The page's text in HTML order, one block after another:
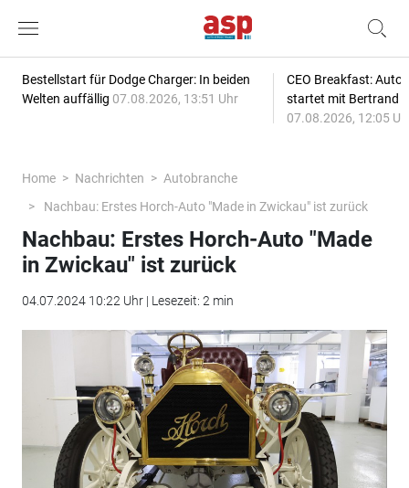
Bestellstart für Dodge Charger: In beiden
Welten auffällig 07.08.2026, 13:51 Uhr
CEO Breakfast:
startet mit Bertrand
07.08.2026, 12:05
Home Nachrichten
Autobranche
Nachbau: Erstes Horch-Auto "Made in Zwickau" ist zurück
Nachbau: Erstes Horch-Auto "Made
in Zwickau" ist zurück
04.07.2024 10:22 Uhr | Lesezeit: 2 min